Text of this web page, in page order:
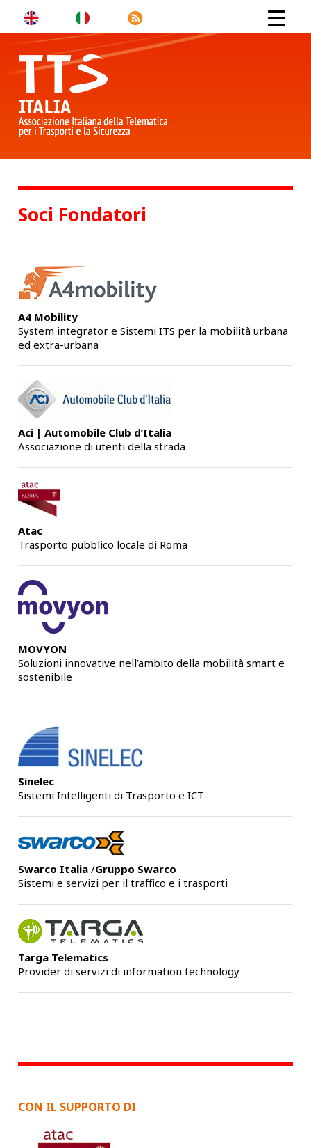
Soci Fondatori
A4 Mobility
System integrator e Sistemi ITS per la mobilità urbana
ed extra-urbana
Aci | Automobile Club d’Italia
Associazione di utenti della strada
Atac
Trasporto pubblico locale di Roma
MOVYON
Soluzioni innovative nell’ambito della mobilità smart e
sostenibile
Sinelec
Sistemi Intelligenti di Trasporto e ICT
Swarco Italia/Gruppo Swarco
Sistemi e servizi per il traffico e i trasporti
Targa Telematics
Provider di servizi di information technology
CON IL SUPPORTO DI